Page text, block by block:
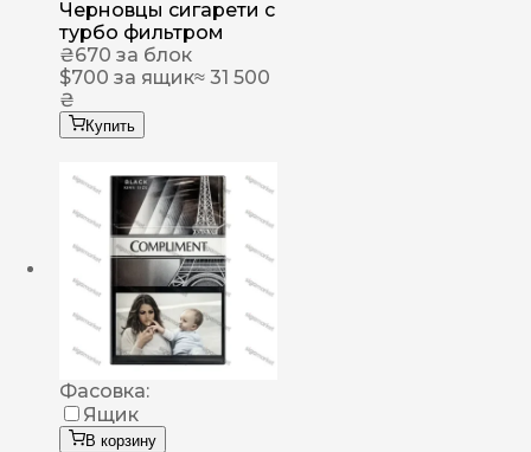
Черновцы сигарети с
турбо фильтром
₴670 за блок
$700 за ящик≈ 31 500
₴
Купить
Фасовка:
Ящик
В корзину